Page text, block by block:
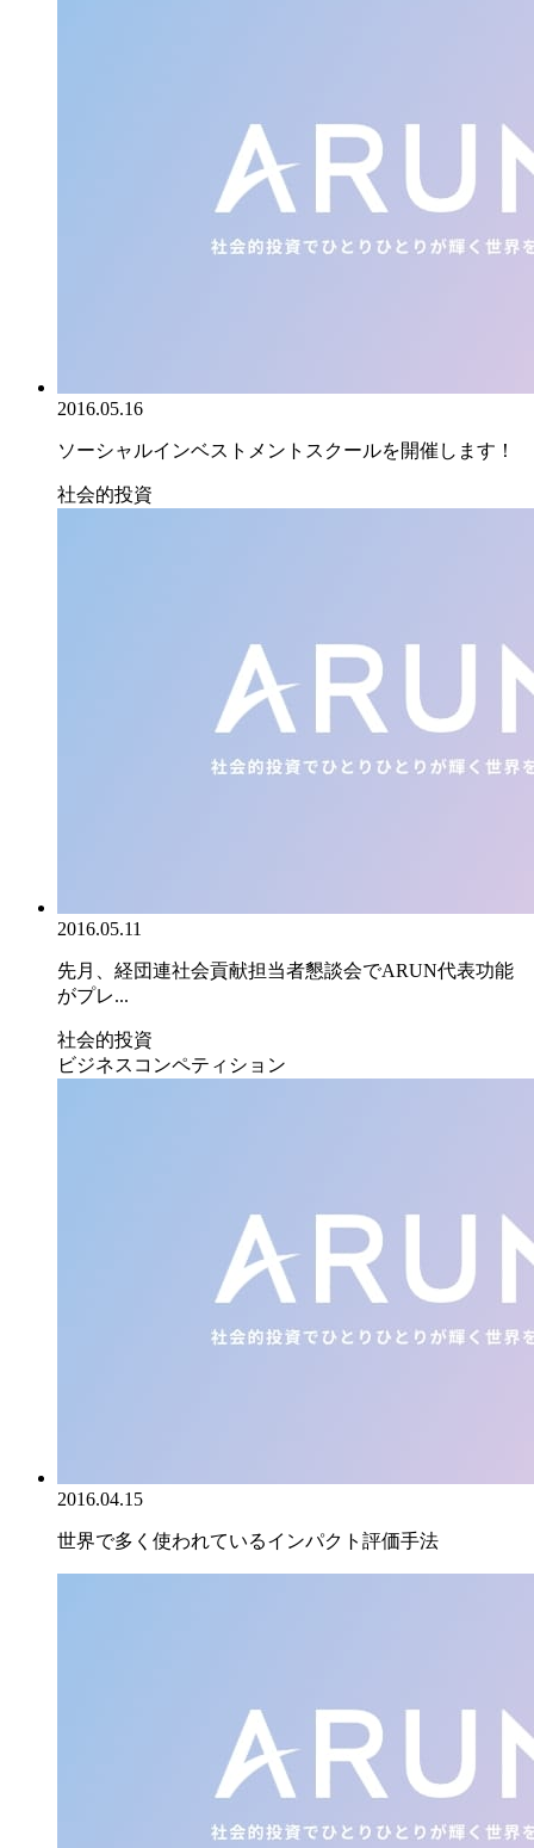
2016.05.16
ソーシャルインベストメントスクールを開催します！
社会的投資
2016.05.11
先月、経団連社会貢献担当者懇談会でARUN代表功能
がプレ...
社会的投資
ビジネスコンペティション
2016.04.15
世界で多く使われているインパクト評価手法